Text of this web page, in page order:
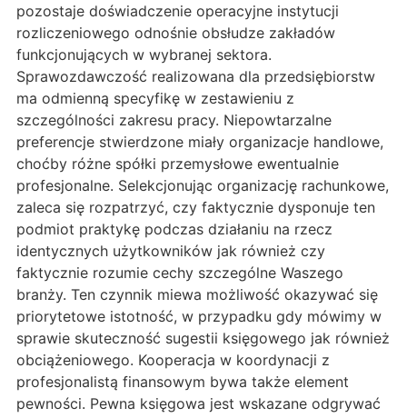
pozostaje doświadczenie operacyjne instytucji
rozliczeniowego odnośnie obsłudze zakładów
funkcjonujących w wybranej sektora.
Sprawozdawczość realizowana dla przedsiębiorstw
ma odmienną specyfikę w zestawieniu z
szczególności zakresu pracy. Niepowtarzalne
preferencje stwierdzone miały organizacje handlowe,
choćby różne spółki przemysłowe ewentualnie
profesjonalne. Selekcjonując organizację rachunkowe,
zaleca się rozpatrzyć, czy faktycznie dysponuje ten
podmiot praktykę podczas działaniu na rzecz
identycznych użytkowników jak również czy
faktycznie rozumie cechy szczególne Waszego
branży. Ten czynnik miewa możliwość okazywać się
priorytetowe istotność, w przypadku gdy mówimy w
sprawie skuteczność sugestii księgowego jak również
obciążeniowego. Kooperacja w koordynacji z
profesjonalistą finansowym bywa także element
pewności. Pewna księgowa jest wskazane odgrywać